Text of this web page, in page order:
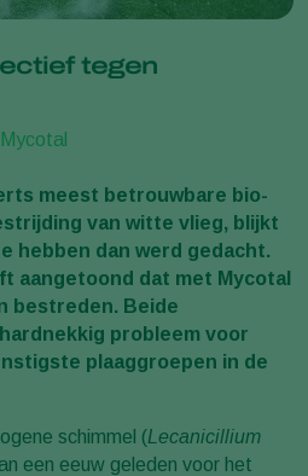
tegen
Mycotal
meest betrouwbare bio-
van witte vlieg, blijkt
hebben dan werd gedacht.
aangetoond dat met Mycotal
bestreden. Beide
probleem voor
plaaggroepen in de
schimmel (Lecanicillium
een eeuw geleden voor het